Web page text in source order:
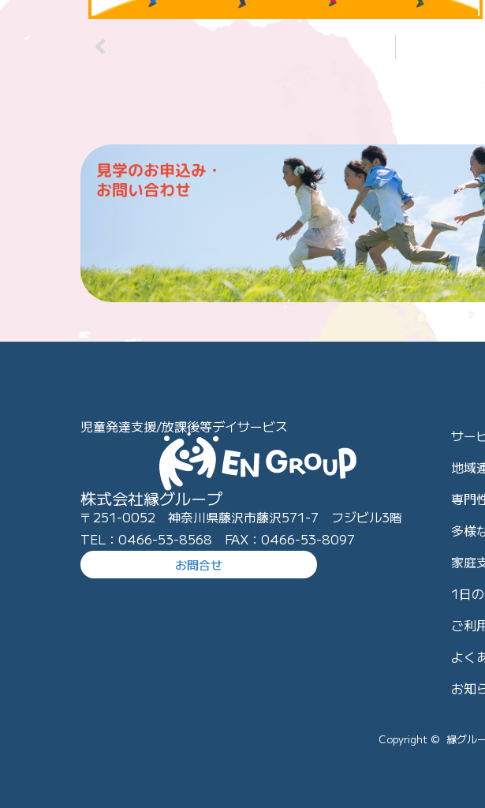
見学のお申込み・
お問い合わせ
児童発達支援/放課後等デイサービス
株式会社縁グループ
〒251-0052 神奈川県藤沢市藤沢571-7 フジビル3階
TEL：0466-53-8568 FAX：0466-53-8097
お問合せ
サー
地域
専門
多様
家庭
1日
ご利
よく
お知
Copyright © 縁グルー